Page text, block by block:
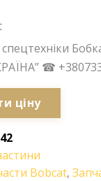
☎
ціну
Bobcat,